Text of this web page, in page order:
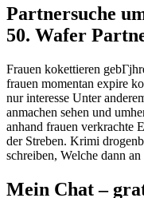
Partnersuche
50. Wafer
Frauen kokettieren
frauen momentan expire
nur interesse Unter
anmachen sehen und
anhand frauen verkrachte
der Streben. Krimi
schreiben, Welche dann an
Mein Chat –